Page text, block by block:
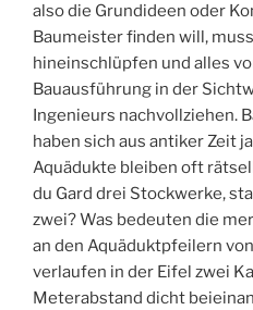
also die Grundideen oder
Baumeister finden will,
hineinschlüpfen und alles
Bauausführung in der
Ingenieurs nachvollziehen.
haben sich aus antiker Zeit
Aquädukte bleiben oft
du Gard drei Stockwerke,
zwei? Was bedeuten die
an den Aquäduktpfeilern
verlaufen in der Eifel zwei
Meterabstand dicht